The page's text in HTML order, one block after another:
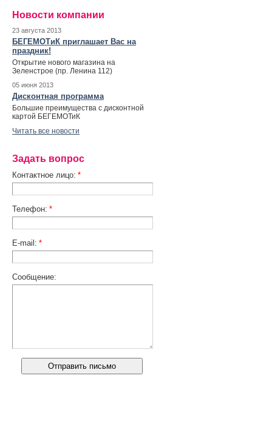
Новости компании
23 августа 2013
БЕГЕМОТиК приглашает Вас на
праздник!
Открытие нового магазина на
Зеленстрое (пр. Ленина 112)
05 июня 2013
Дисконтная программа
Большие преимущества с дисконтной
картой БЕГЕМОТиК
Читать все новости
Задать вопрос
Контактное лицо: *
Телефон: *
E-mail: *
Сообщение: